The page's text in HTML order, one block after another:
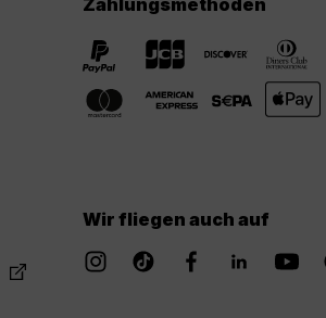
Zahlungsmethoden
Wir fliegen auch auf